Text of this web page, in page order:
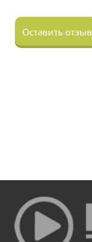
Оставить отзыв